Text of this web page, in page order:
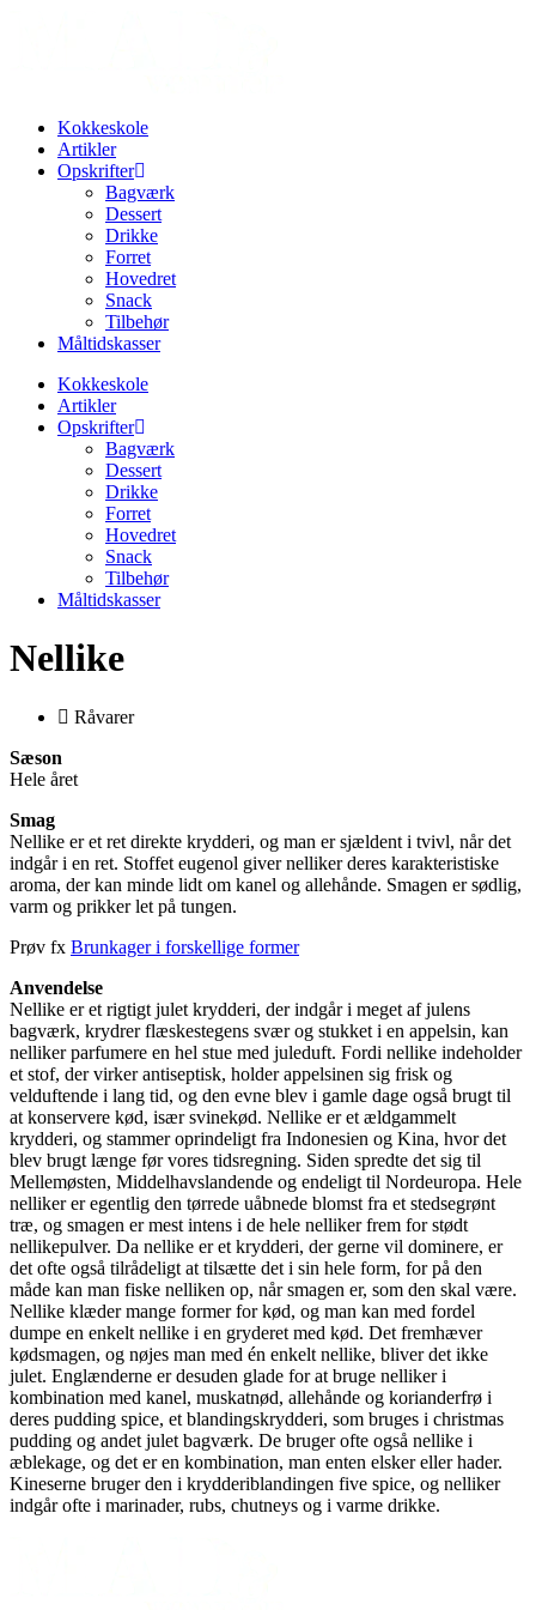
Kokkeskole
Artikler
Opskrifter
Bagværk
Dessert
Drikke
Forret
Hovedret
Snack
Tilbehør
Måltidskasser
Kokkeskole
Artikler
Opskrifter
Bagværk
Dessert
Drikke
Forret
Hovedret
Snack
Tilbehør
Måltidskasser
Nellike
Råvarer
Sæson
Hele året
Smag
Nellike er et ret direkte krydderi, og man er sjældent i tvivl, når det
indgår i en ret. Stoffet eugenol giver nelliker deres karakteristiske
aroma, der kan minde lidt om kanel og allehånde. Smagen er sødlig,
varm og prikker let på tungen.
Prøv fx Brunkager i forskellige former
Anvendelse
Nellike er et rigtigt julet krydderi, der indgår i meget af julens
bagværk, krydrer flæskestegens svær og stukket i en appelsin, kan
nelliker parfumere en hel stue med juleduft. Fordi nellike indeholder
et stof, der virker antiseptisk, holder appelsinen sig frisk og
velduftende i lang tid, og den evne blev i gamle dage også brugt til
at konservere kød, især svinekød. Nellike er et ældgammelt
krydderi, og stammer oprindeligt fra Indonesien og Kina, hvor det
blev brugt længe før vores tidsregning. Siden spredte det sig til
Mellemøsten, Middelhavslandende og endeligt til Nordeuropa. Hele
nelliker er egentlig den tørrede uåbnede blomst fra et stedsegrønt
træ, og smagen er mest intens i de hele nelliker frem for stødt
nellikepulver. Da nellike er et krydderi, der gerne vil dominere, er
det ofte også tilrådeligt at tilsætte det i sin hele form, for på den
måde kan man fiske nelliken op, når smagen er, som den skal være.
Nellike klæder mange former for kød, og man kan med fordel
dumpe en enkelt nellike i en gryderet med kød. Det fremhæver
kødsmagen, og nøjes man med én enkelt nellike, bliver det ikke
julet. Englænderne er desuden glade for at bruge nelliker i
kombination med kanel, muskatnød, allehånde og korianderfrø i
deres pudding spice, et blandingskrydderi, som bruges i christmas
pudding og andet julet bagværk. De bruger ofte også nellike i
æblekage, og det er en kombination, man enten elsker eller hader.
Kineserne bruger den i krydderiblandingen five spice, og nelliker
indgår ofte i marinader, rubs, chutneys og i varme drikke.